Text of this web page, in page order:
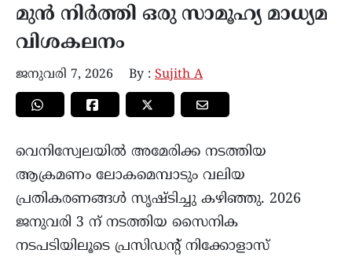
മുൻ നിർത്തി ഒരു സാമൂഹ്യ മാധ്യമ
വിശകലനം
ജനുവരി 7, 2026 By : Sujith A
വെനിസ്വേലയിൽ അമേരിക്ക നടത്തിയ
ആക്രമണം ലോകമെമ്പാടും വലിയ
പ്രതികരണങ്ങൾ സൃഷ്ടിച്ചു കഴിഞ്ഞു. 2026
ജനുവരി 3 ന് നടത്തിയ സൈനിക
നടപടിയിലൂടെ പ്രസിഡൻ്റ് നിക്കോളാസ്